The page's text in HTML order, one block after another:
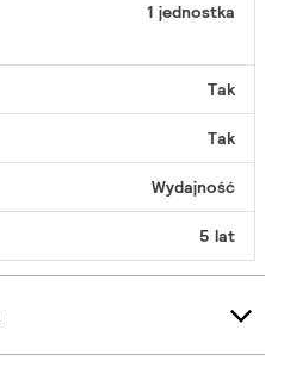
1 jednostka
Tak
Tak
Wydajność
5 lat